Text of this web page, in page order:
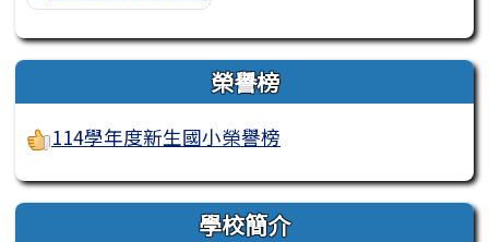
榮譽榜
114學年度新生國小榮譽榜
學校簡介